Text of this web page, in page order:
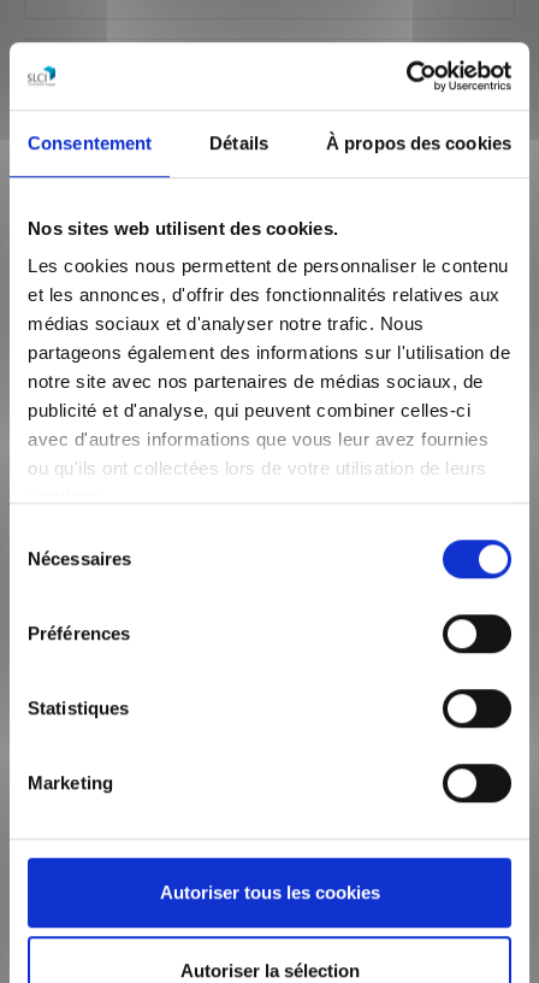
Consentement Détails À propos des cookies
Nos sites web utilisent des cookies.
Les cookies nous permettent de personnaliser le contenu
et les annonces, d'offrir des fonctionnalités relatives aux
médias sociaux et d'analyser notre trafic. Nous
partageons également des informations sur l'utilisation de
notre site avec nos partenaires de médias sociaux, de
publicité et d'analyse, qui peuvent combiner celles-ci
avec d'autres informations que vous leur avez fournies
ou qu'ils ont collectées lors de votre utilisation de leurs
Nécessaires
Préférences
Statistiques
Marketing
Autoriser tous les cookies
Autoriser la sélection
*
souhaite
estimer
:
Type de bien à estimer
Type
de
bien
à
Maison
Appartement
Adresse